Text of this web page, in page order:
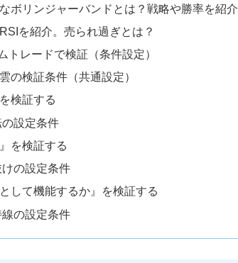
ボリンジャーバンドとは？戦略や勝率を紹介
を紹介。売られ過ぎとは？
レードで検証（条件設定）
検証条件（共通設定）
検証する
設定条件
を検証する
の設定条件
して機能するか』を検証する
の設定条件